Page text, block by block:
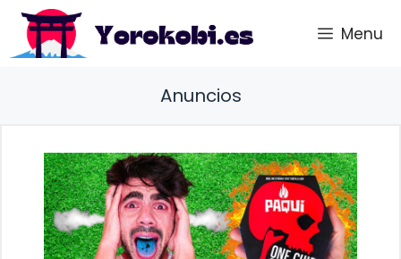
Saltar
contenido
Menu
Anuncios